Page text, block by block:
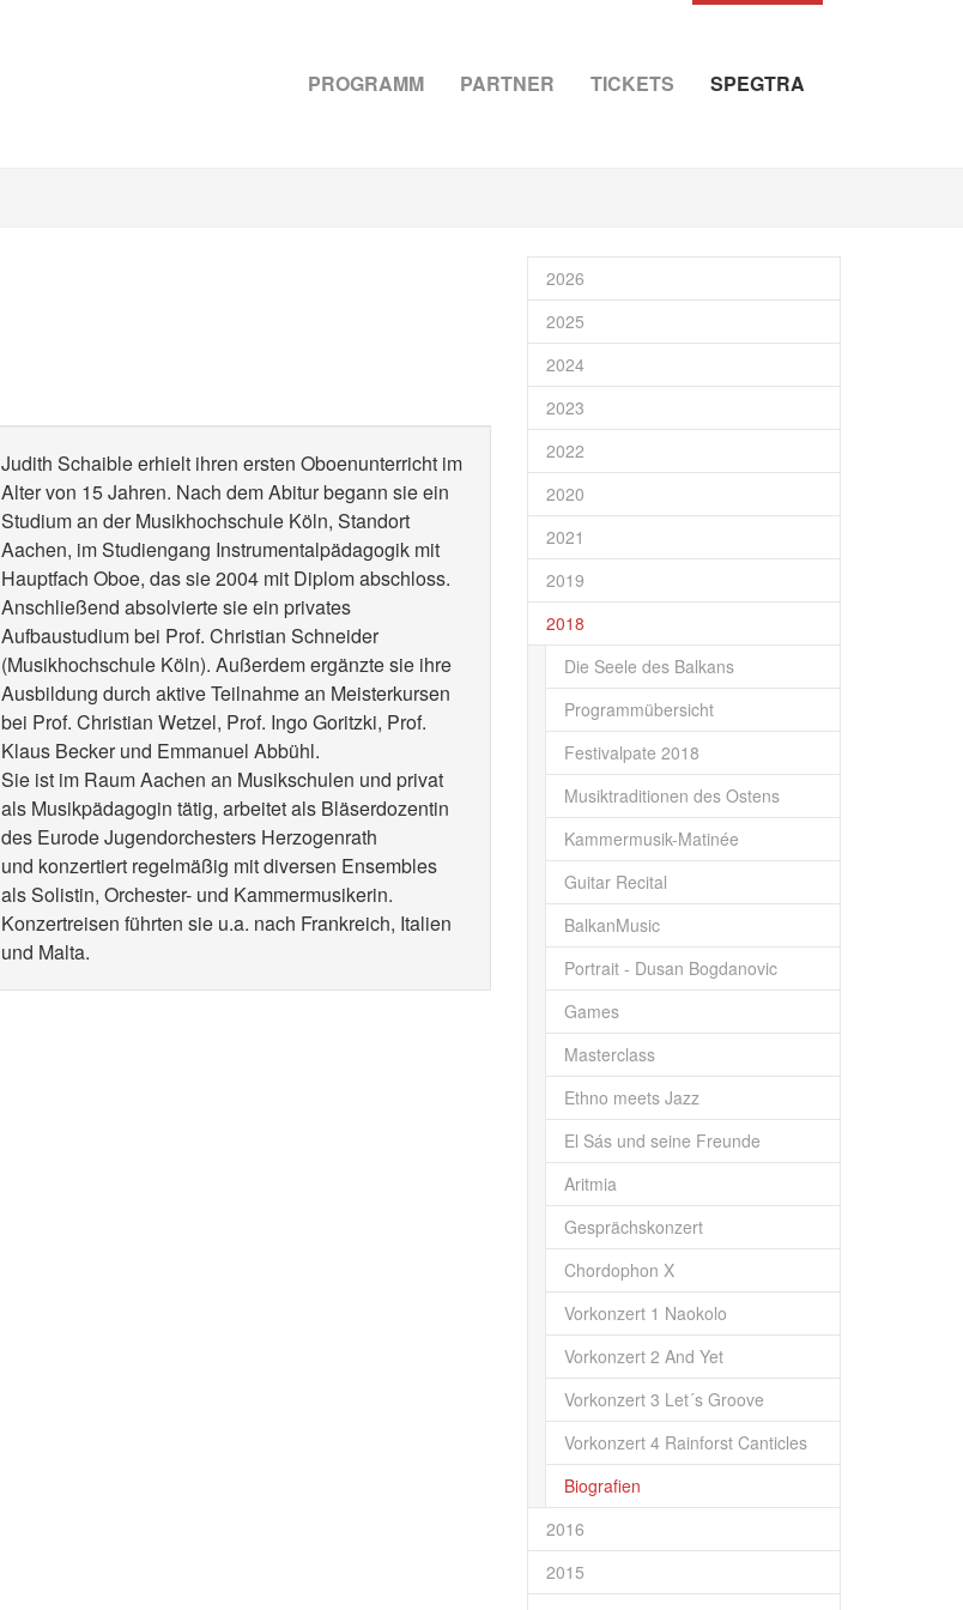
PROGRAMM PARTNER TICKETS SPEGTRA
Judith Schaible erhielt ihren ersten Oboenunterricht im
Alter von 15 Jahren. Nach dem Abitur begann sie ein
Studium an der Musikhochschule Köln, Standort
Aachen, im Studiengang Instrumentalpädagogik mit
Hauptfach Oboe, das sie 2004 mit Diplom abschloss.
Anschließend absolvierte sie ein privates
Aufbaustudium bei Prof. Christian Schneider
(Musikhochschule Köln). Außerdem ergänzte sie ihre
Ausbildung durch aktive Teilnahme an Meisterkursen
bei Prof. Christian Wetzel, Prof. Ingo Goritzki, Prof.
Klaus Becker und Emmanuel Abbühl.
Sie ist im Raum Aachen an Musikschulen und privat
als Musikpädagogin tätig, arbeitet als Bläserdozentin
des Eurode Jugendorchesters Herzogenrath
und konzertiert regelmäßig mit diversen Ensembles
als Solistin, Orchester- und Kammermusikerin.
Konzertreisen führten sie u.a. nach Frankreich, Italien
und Malta.
2026
2025
2024
2023
2022
2020
2021
2019
2018
Die Seele des Balkans
Programmübersicht
Festivalpate 2018
Musiktraditionen des Ostens
Kammermusik-Matinée
Guitar Recital
BalkanMusic
Portrait - Dusan Bogdanovic
Games
Masterclass
Ethno meets Jazz
El Sás und seine Freunde
Aritmia
Gesprächskonzert
Chordophon X
Vorkonzert 1 Naokolo
Vorkonzert 2 And Yet
Vorkonzert 3 Let´s Groove
Vorkonzert 4 Rainforst Canticles
Biografien
2016
2015